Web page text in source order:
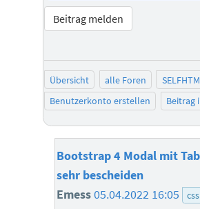
Beitrag melden
Übersicht alle Foren
Benutzerkonto erstellen
Beitrag
Bootstrap 4 Modal mit
sehr bescheiden
Emess05.04.2022 16:05 css